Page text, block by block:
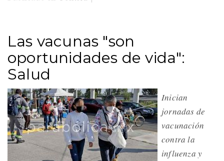
Las vacunas "son
oportunidades de vida":
Salud
Inician
jornadas de
vacunación
contra la
influenza y